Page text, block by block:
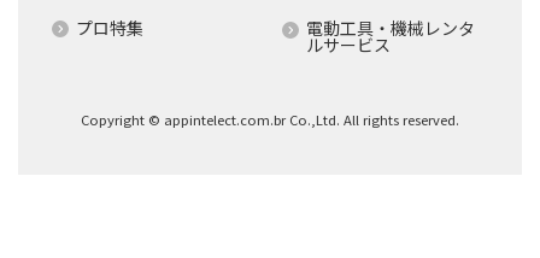
プロ特集
電動工具・機械レンタ
ルサービス
Copyright © appintelect.com.br Co.,Ltd. All rights reserved.